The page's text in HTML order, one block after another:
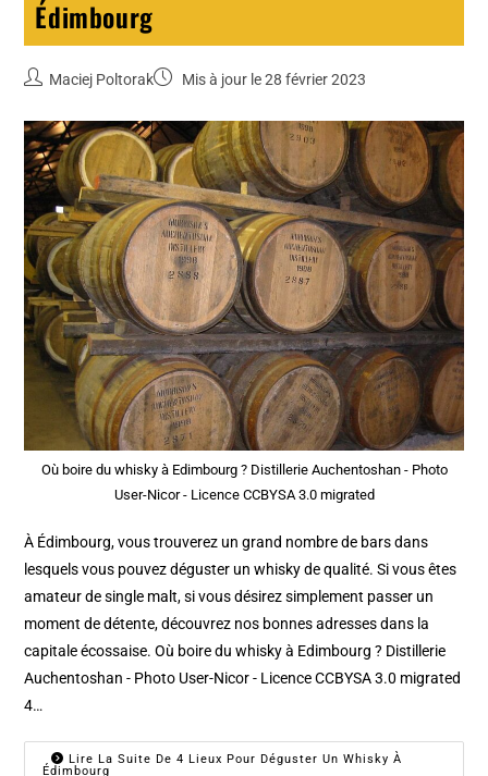
Édimbourg
Maciej Poltorak Mis à jour le 28 février 2023
Où boire du whisky à Edimbourg ? Distillerie Auchentoshan - Photo
User-Nicor - Licence CCBYSA 3.0 migrated
À Édimbourg, vous trouverez un grand nombre de bars dans
lesquels vous pouvez déguster un whisky de qualité. Si vous êtes
amateur de single malt, si vous désirez simplement passer un
moment de détente, découvrez nos bonnes adresses dans la
capitale écossaise. Où boire du whisky à Edimbourg ? Distillerie
Auchentoshan - Photo User-Nicor - Licence CCBYSA 3.0 migrated
4…
Lire La Suite De 4 Lieux Pour Déguster Un Whisky À
Édimbourg